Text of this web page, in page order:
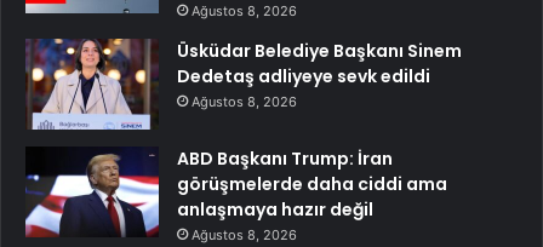
Ağustos 8, 2026
Üsküdar Belediye Başkanı Sinem
Dedetaş adliyeye sevk edildi
Ağustos 8, 2026
ABD Başkanı Trump: İran
görüşmelerde daha ciddi ama
anlaşmaya hazır değil
Ağustos 8, 2026